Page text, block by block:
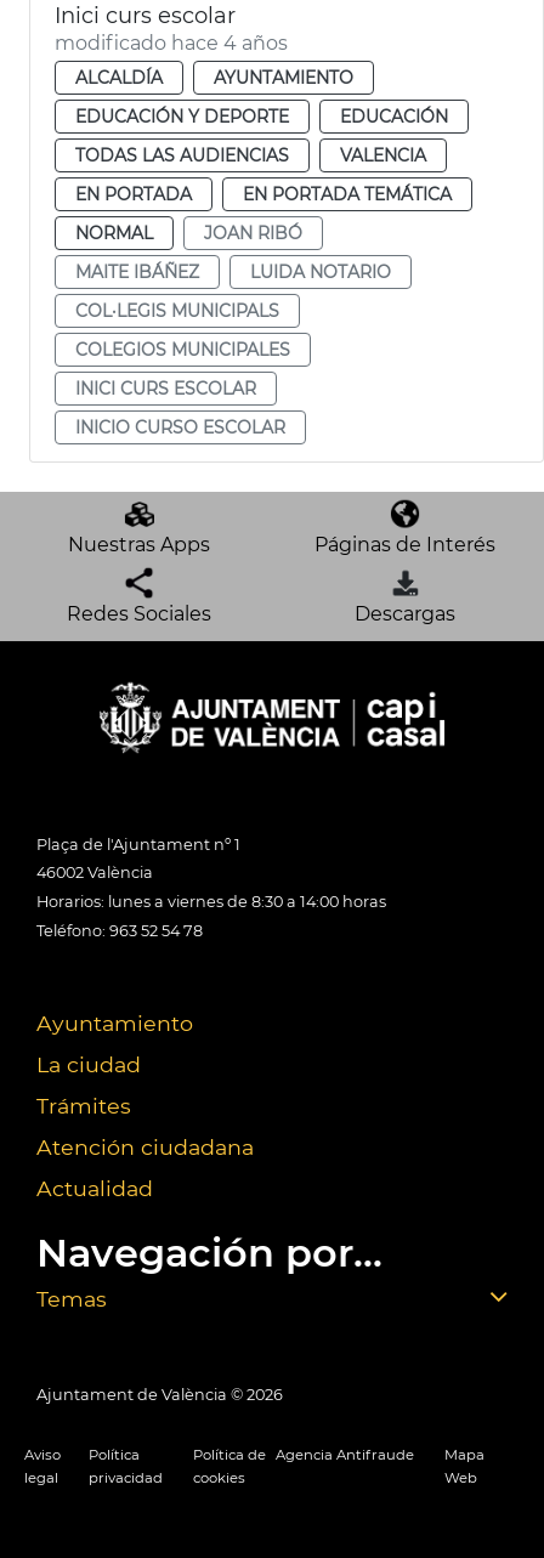
Inici curs escolar
modificado hace 4 años
ALCALDÍA
AYUNTAMIENTO
EDUCACIÓN Y DEPORTE
EDUCACIÓN
TODAS LAS AUDIENCIAS
VALENCIA
EN PORTADA
EN PORTADA TEMÁTICA
NORMAL
JOAN RIBÓ
MAITE IBÁÑEZ
LUIDA NOTARIO
COL·LEGIS MUNICIPALS
COLEGIOS MUNICIPALES
INICI CURS ESCOLAR
INICIO CURSO ESCOLAR
Nuestras Apps Páginas de Interés
Redes Sociales Descargas
Plaça de l'Ajuntament nº 1
46002 València
Horarios: lunes a viernes de 8:30 a 14:00 horas
Teléfono: 963 52 54 78
Ayuntamiento
La ciudad
Trámites
Atención ciudadana
Actualidad
Navegación por...
Temas
Ajuntament de València © 2026
Aviso
legal
Política
privacidad
Política de
cookies
Agencia Antifraude
Mapa
Web